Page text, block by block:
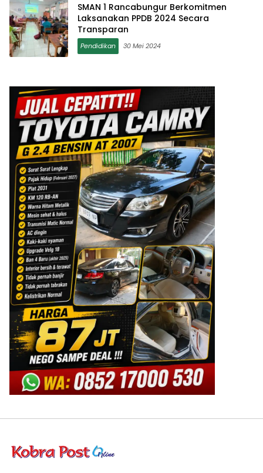
SMAN 1 Rancabungur Berkomitmen
Laksanakan PPDB 2024 Secara
Transparan
Pendidikan 30 Mei 2024